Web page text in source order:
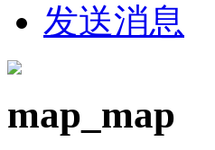
发送消息
map_map